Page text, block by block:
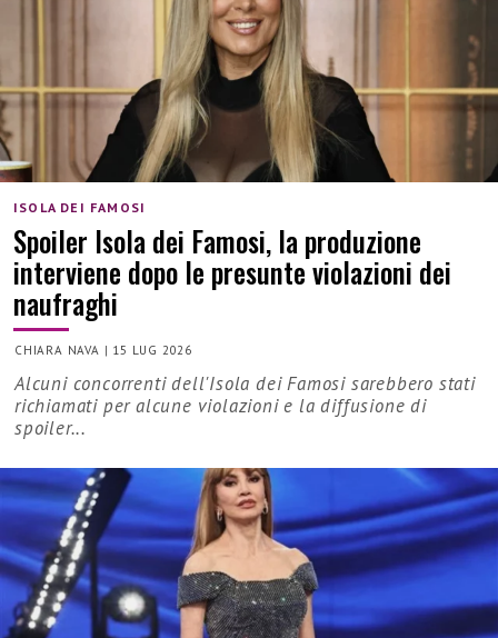
ISOLA DEI FAMOSI
Spoiler Isola dei Famosi, la produzione
interviene dopo le presunte violazioni dei
naufraghi
CHIARA NAVA | 15 LUG 2026
Alcuni concorrenti dell'Isola dei Famosi sarebbero stati
richiamati per alcune violazioni e la diffusione di
spoiler...